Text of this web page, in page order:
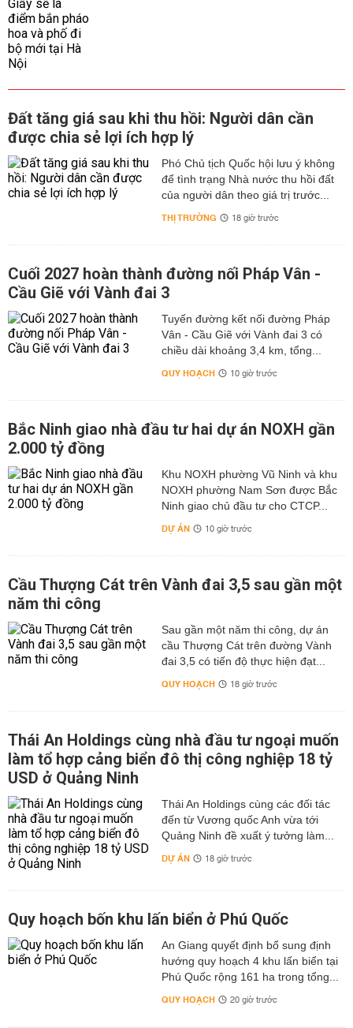
Đất tăng giá sau khi thu hồi: Người dân cần
được chia sẻ lợi ích hợp lý
Phó Chủ tịch Quốc hội lưu ý không
để tình trạng Nhà nước thu hồi đất
của người dân theo giá trị trước...
THỊ TRƯỜNG 18 giờ trước
Cuối 2027 hoàn thành đường nối Pháp Vân -
Cầu Giẽ với Vành đai 3
Tuyến đường kết nối đường Pháp
Vân - Cầu Giẽ với Vành đai 3 có
chiều dài khoảng 3,4 km, tổng...
QUY HOẠCH 10 giờ trước
Bắc Ninh giao nhà đầu tư hai dự án NOXH gần
2.000 tỷ đồng
Khu NOXH phường Vũ Ninh và khu
NOXH phường Nam Sơn được Bắc
Ninh giao chủ đầu tư cho CTCP...
DỰ ÁN 10 giờ trước
Cầu Thượng Cát trên Vành đai 3,5 sau gần một
năm thi công
Sau gần một năm thi công, dự án
cầu Thượng Cát trên đường Vành
đai 3,5 có tiến độ thực hiện đạt...
QUY HOẠCH 18 giờ trước
Thái An Holdings cùng nhà đầu tư ngoại muốn
làm tổ hợp cảng biển đô thị công nghiệp 18 tỷ
USD ở Quảng Ninh
Thái An Holdings cùng các đối tác
đến từ Vương quốc Anh vừa tới
Quảng Ninh đề xuất ý tưởng làm...
DỰ ÁN 18 giờ trước
Quy hoạch bốn khu lấn biển ở Phú Quốc
An Giang quyết định bổ sung định
hướng quy hoạch 4 khu lấn biển tại
Phú Quốc rộng 161 ha trong tổng...
QUY HOẠCH 20 giờ trước